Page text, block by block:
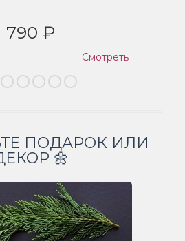
790 ₽
Смотреть
ПОДАРОК ИЛИ
🌼